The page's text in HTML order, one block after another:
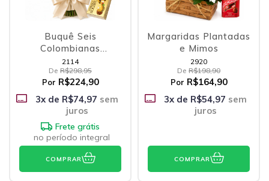
Buquê Seis
Colombianas
Vermelhas e Ferrero
2114
De R$298,95
Por R$224,90
3x de R$74,97 sem
juros
Frete grátis
no período integral
COMPRAR
Margaridas Plantadas
e Mimos
2920
De R$198,90
Por R$164,90
3x de R$54,97 sem
juros
COMPRAR